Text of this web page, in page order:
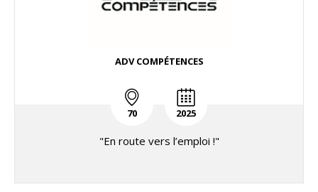
ADV COMPÉTENCES
70 2025
"En route vers l’emploi !"